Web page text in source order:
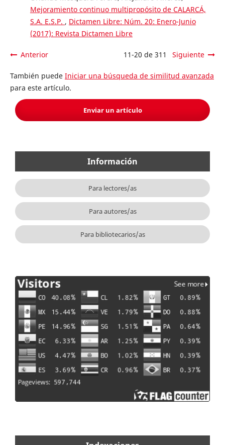
Mejoramiento continuo multipropósito de CALARCÁ,
S.A. E.S.P. , Dictamen Libre: Núm. 20: Enero-Junio
(2017): Revista Dictamen Libre
Anterior 11-20 de 311 Siguiente
También puede Iniciar una búsqueda de similitud avanzada
para este artículo.
Enviar un artículo
Información
Para lectores/as
Para autores/as
Para bibliotecarios/as